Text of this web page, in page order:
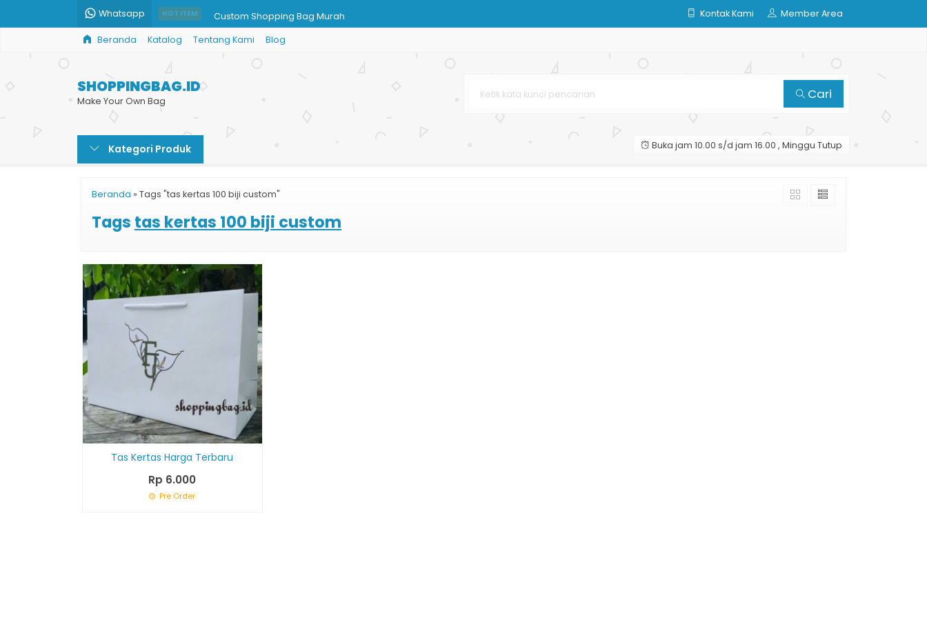
Whatsapp HOT ITEM Custom Shopping Bag Murah
Tas Kertas Toko
Shopping Bag Murah Mewah
Harga Cetak Paper Bag
Jual Paper Bag Terdekat
Kontak Kami Member Area
Beranda Katalog Tentang Kami Blog
SHOPPINGBAG.ID
Make Your Own Bag Cari
Kategori Produk Buka jam 10.00 s/d jam 16.00 , Minggu Tutup
Beranda » Tags "tas kertas 100 biji custom"
Tags tas kertas 100 biji custom
Tas Kertas Harga Terbaru
Rp 6.000
Pre Order